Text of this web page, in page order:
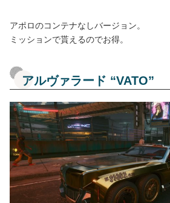
アポロのコンテナなしバージョン。
ミッションで貰えるのでお得。
アルヴァラード “VATO”